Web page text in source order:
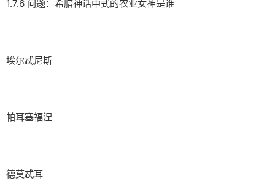
1.7.6 问题：希腊神话中式的农业女神是谁
埃尔忒尼斯
帕耳塞福涅
德莫忒耳